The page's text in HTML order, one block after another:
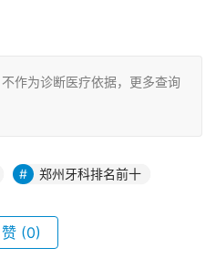
作为诊断医疗依据，更多查询
郑州牙科排名前十
赞 (0)